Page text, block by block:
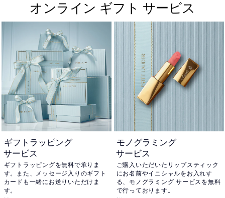
オンライン ギフト サービス
ギフトラッピング
サービス
ギフトラッピングを無料で承りま
す。また、メッセージ入りのギフト
カードも一緒にお送りいただけま
す。
モノグラミング
サービス
ご購入いただいたリップスティック
にお名前やイニシャルをお入れす
る、モノグラミング サービスを無料
で行っております。